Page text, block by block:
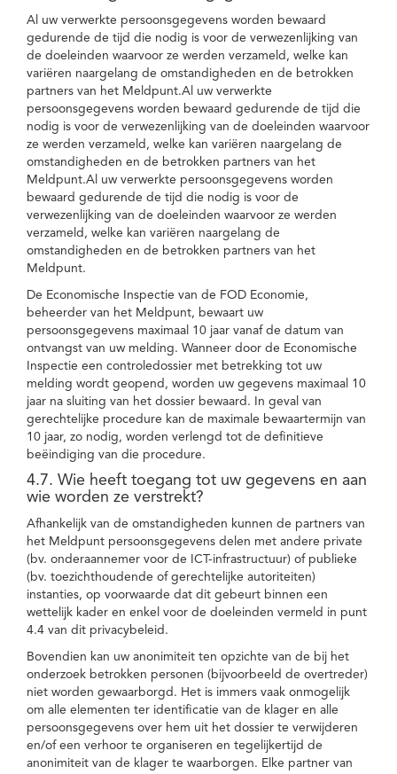
Al uw verwerkte persoonsgegevens worden bewaard
gedurende de tijd die nodig is voor de verwezenlijking van
de doeleinden waarvoor ze werden verzameld, welke kan
variëren naargelang de omstandigheden en de betrokken
partners van het Meldpunt.Al uw verwerkte
persoonsgegevens worden bewaard gedurende de tijd die
nodig is voor de verwezenlijking van de doeleinden waarvoor
ze werden verzameld, welke kan variëren naargelang de
omstandigheden en de betrokken partners van het
Meldpunt.Al uw verwerkte persoonsgegevens worden
bewaard gedurende de tijd die nodig is voor de
verwezenlijking van de doeleinden waarvoor ze werden
verzameld, welke kan variëren naargelang de
omstandigheden en de betrokken partners van het
Meldpunt.
De Economische Inspectie van de FOD Economie,
beheerder van het Meldpunt, bewaart uw
persoonsgegevens maximaal 10 jaar vanaf de datum van
ontvangst van uw melding. Wanneer door de Economische
Inspectie een controledossier met betrekking tot uw
melding wordt geopend, worden uw gegevens maximaal 10
jaar na sluiting van het dossier bewaard. In geval van
gerechtelijke procedure kan de maximale bewaartermijn van
10 jaar, zo nodig, worden verlengd tot de definitieve
beëindiging van die procedure.
4.7. Wie heeft toegang tot uw gegevens en aan
wie worden ze verstrekt?
Afhankelijk van de omstandigheden kunnen de partners van
het Meldpunt persoonsgegevens delen met andere private
(bv. onderaannemer voor de ICT-infrastructuur) of publieke
(bv. toezichthoudende of gerechtelijke autoriteiten)
instanties, op voorwaarde dat dit gebeurt binnen een
wettelijk kader en enkel voor de doeleinden vermeld in punt
4.4 van dit privacybeleid.
Bovendien kan uw anonimiteit ten opzichte van de bij het
onderzoek betrokken personen (bijvoorbeeld de overtreder)
niet worden gewaarborgd. Het is immers vaak onmogelijk
om alle elementen ter identificatie van de klager en alle
persoonsgegevens over hem uit het dossier te verwijderen
en/of een verhoor te organiseren en tegelijkertijd de
anonimiteit van de klager te waarborgen. Elke partner van